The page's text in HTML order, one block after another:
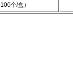
100个/盒）